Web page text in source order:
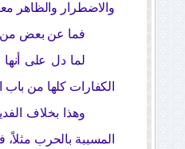
والاضطرار والظاهر
فما عن بعض من
لما دل على
الكفارات كلها من باب
وهذا بخلاف
المسببة بالحرب